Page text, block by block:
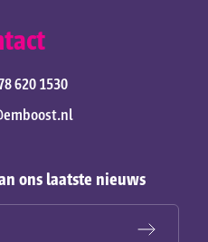
620 1530
ons laatste nieuws